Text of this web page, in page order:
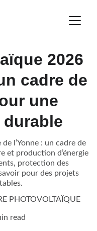
2026
cadre de
une
l’Yonne : un cadre de
et production d’énergie
protection des
pour des projets
PHOTOVOLTAÏQUE
read